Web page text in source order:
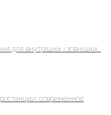
для внутрішніх і зовнішніх...
современное